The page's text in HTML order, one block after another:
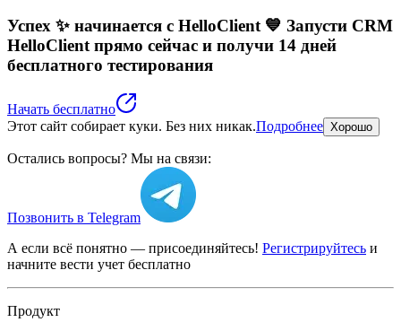
Успех ✨ начинается с HelloClient 💙 Запусти CRM
HelloClient прямо сейчас и получи 14 дней
бесплатного тестирования
Начать бесплатно
Этот сайт собирает куки. Без них никак.Подробнее Хорошо
Остались вопросы? Мы на связи:
Позвонить в Telegram
А если всё понятно — присоединяйтесь! Регистрируйтесь и
начните вести учет бесплатно
Продукт